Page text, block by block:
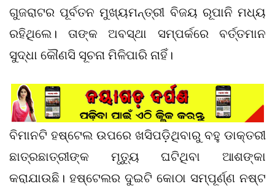
ଗୁଜରାଟର ପୂର୍ବତନ ମୁଖ୍ୟମନ୍ତ୍ରୀ ବିଜୟ ରୂପାନି ମଧ୍ୟ
ରହିଥିଲେ। ତାଙ୍କ ଅବସ୍ଥା ସମ୍ପର୍କରେ ବର୍ତ୍ତମାନ
ସୁଦ୍ଧା କୌଣସି ସୂଚନା ମିଳିପାରି ନାହିଁ।
ବିମାନଟି ହଷ୍ଟେଲ ଉପରେ ଖସିପଡ଼ିଥିବାରୁ ବହୁ ଡାକ୍ତରୀ
ଛାତ୍ରଛାତ୍ରୀଙ୍କ ମୃତ୍ୟୁ ଘଟିଥିବା ଆଶଙ୍କା
କରାଯାଉଛି। ହଷ୍ଟେଲର ଦୁଇଟି କୋଠା ସମ୍ପୂର୍ଣ୍ଣ ନଷ୍ଟ